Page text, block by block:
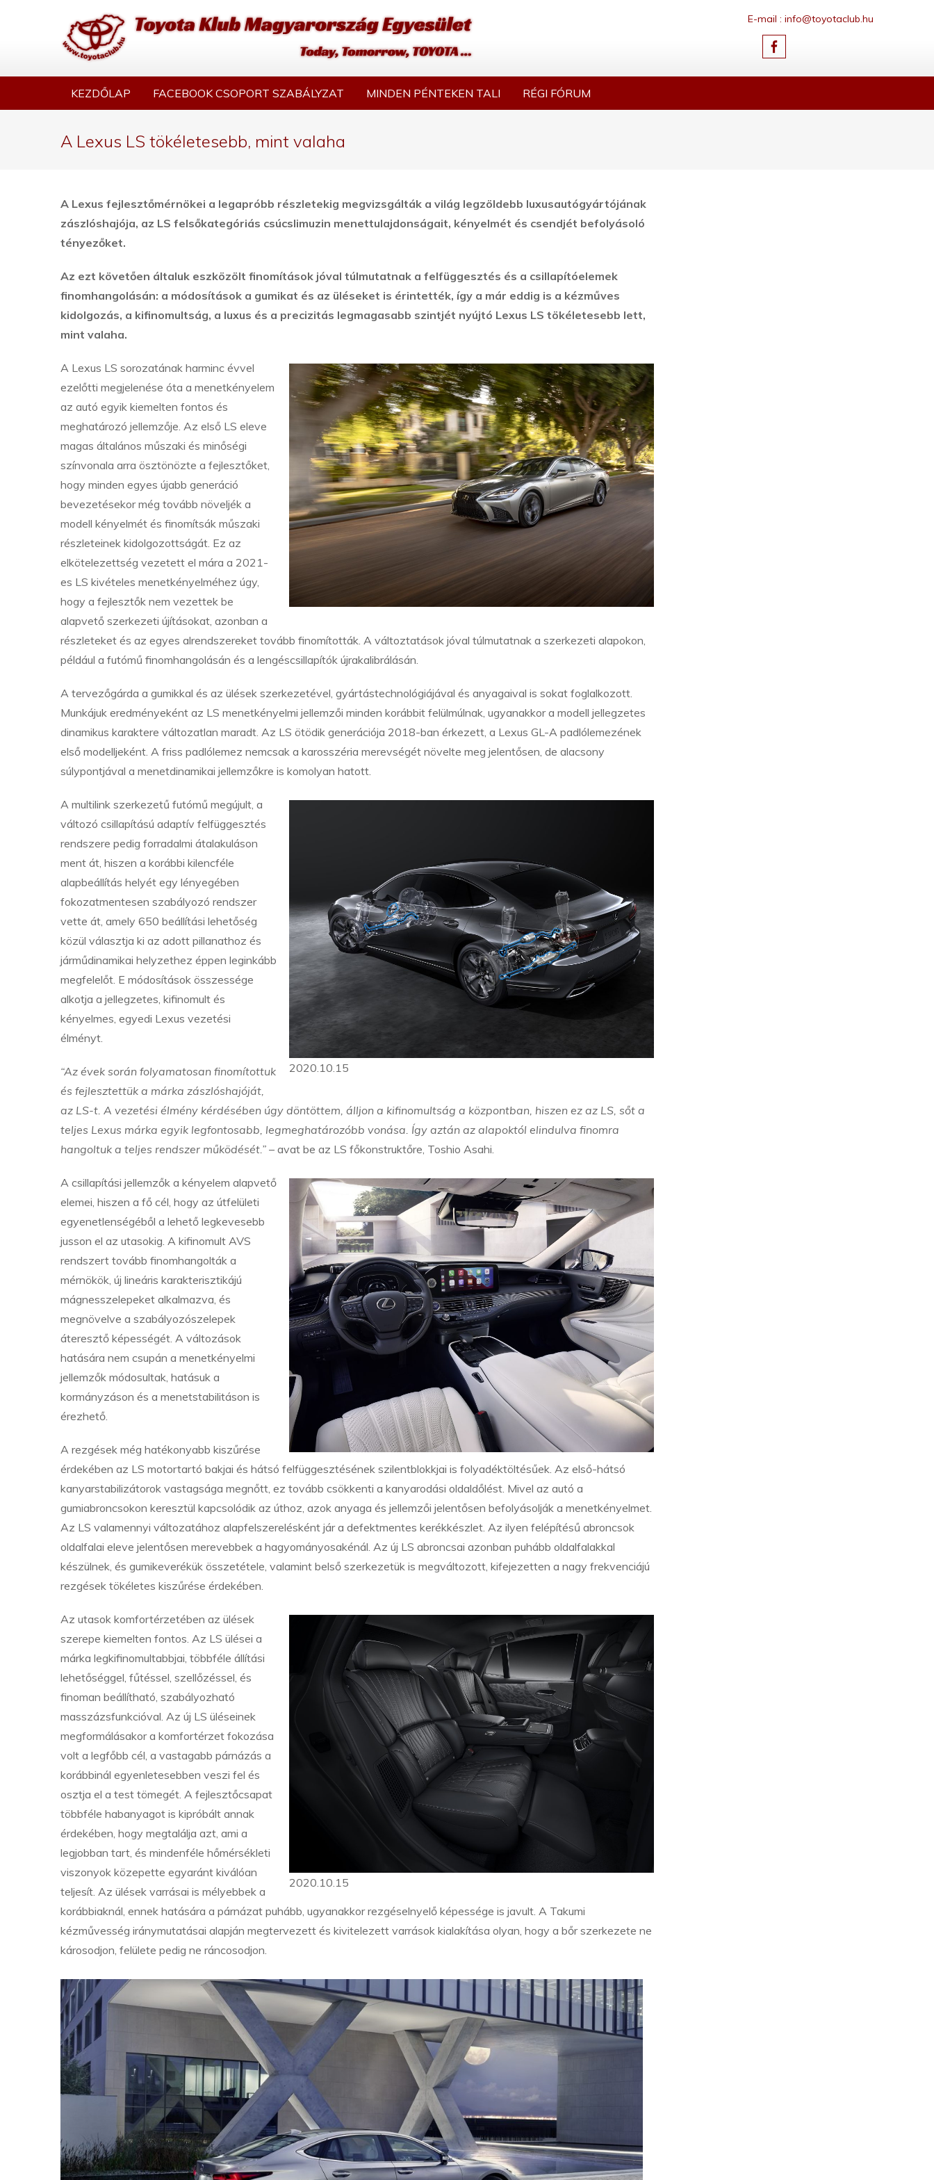
E-mail : info@toyotaclub.hu
KEZDŐLAP FACEBOOK CSOPORT SZABÁLYZAT MINDEN PÉNTEKEN TALI RÉGI FÓRUM
A Lexus LS tökéletesebb, mint valaha
A Lexus fejlesztőmérnökei a legapróbb részletekig megvizsgálták a világ legzöldebb luxusautógyártójának
zászlóshajója, az LS felsőkategóriás csúcslimuzin menettulajdonságait, kényelmét és csendjét befolyásoló
tényezőket.
Az ezt követően általuk eszközölt finomítások jóval túlmutatnak a felfüggesztés és a csillapítóelemek
finomhangolásán: a módosítások a gumikat és az üléseket is érintették, így a már eddig is a kézműves
kidolgozás, a kifinomultság, a luxus és a precizitás legmagasabb szintjét nyújtó Lexus LS tökéletesebb lett,
mint valaha.
A Lexus LS sorozatának harminc évvel
ezelőtti megjelenése óta a menetkényelem
az autó egyik kiemelten fontos és
meghatározó jellemzője. Az első LS eleve
magas általános műszaki és minőségi
színvonala arra ösztönözte a fejlesztőket,
hogy minden egyes újabb generáció
bevezetésekor még tovább növeljék a
modell kényelmét és finomítsák műszaki
részleteinek kidolgozottságát. Ez az
elkötelezettség vezetett el mára a 2021-
es LS kivételes menetkényelméhez úgy,
hogy a fejlesztők nem vezettek be
alapvető szerkezeti újításokat, azonban a
részleteket és az egyes alrendszereket tovább finomították. A változtatások jóval túlmutatnak a szerkezeti alapokon,
például a futómű finomhangolásán és a lengéscsillapítók újrakalibrálásán.
A tervezőgárda a gumikkal és az ülések szerkezetével, gyártástechnológiájával és anyagaival is sokat foglalkozott.
Munkájuk eredményeként az LS menetkényelmi jellemzői minden korábbit felülmúlnak, ugyanakkor a modell jellegzetes
dinamikus karaktere változatlan maradt. Az LS ötödik generációja 2018-ban érkezett, a Lexus GL-A padlólemezének
első modelljeként. A friss padlólemez nemcsak a karosszéria merevségét növelte meg jelentősen, de alacsony
súlypontjával a menetdinamikai jellemzőkre is komolyan hatott.
2020.10.15
A multilink szerkezetű futómű megújult, a
változó csillapítású adaptív felfüggesztés
rendszere pedig forradalmi átalakuláson
ment át, hiszen a korábbi kilencféle
alapbeállítás helyét egy lényegében
fokozatmentesen szabályozó rendszer
vette át, amely 650 beállítási lehetőség
közül választja ki az adott pillanathoz és
járműdinamikai helyzethez éppen leginkább
megfelelőt. E módosítások összessége
alkotja a jellegzetes, kifinomult és
kényelmes, egyedi Lexus vezetési
élményt.
“Az évek során folyamatosan finomítottuk
és fejlesztettük a márka zászlóshajóját,
az LS-t. A vezetési élmény kérdésében úgy döntöttem, álljon a kifinomultság a központban, hiszen ez az LS, sőt a
teljes Lexus márka egyik legfontosabb, legmeghatározóbb vonása. Így aztán az alapoktól elindulva finomra
hangoltuk a teljes rendszer működését.” – avat be az LS főkonstruktőre, Toshio Asahi.
A csillapítási jellemzők a kényelem alapvető
elemei, hiszen a fő cél, hogy az útfelületi
egyenetlenségéből a lehető legkevesebb
jusson el az utasokig. A kifinomult AVS
rendszert tovább finomhangolták a
mérnökök, új lineáris karakterisztikájú
mágnesszelepeket alkalmazva, és
megnövelve a szabályozószelepek
áteresztő képességét. A változások
hatására nem csupán a menetkényelmi
jellemzők módosultak, hatásuk a
kormányzáson és a menetstabilitáson is
érezhető.
A rezgések még hatékonyabb kiszűrése
érdekében az LS motortartó bakjai és hátsó felfüggesztésének szilentblokkjai is folyadéktöltésűek. Az első-hátsó
kanyarstabilizátorok vastagsága megnőtt, ez tovább csökkenti a kanyarodási oldaldőlést. Mivel az autó a
gumiabroncsokon keresztül kapcsolódik az úthoz, azok anyaga és jellemzői jelentősen befolyásolják a menetkényelmet.
Az LS valamennyi változatához alapfelszerelésként jár a defektmentes kerékkészlet. Az ilyen felépítésű abroncsok
oldalfalai eleve jelentősen merevebbek a hagyományosakénál. Az új LS abroncsai azonban puhább oldalfalakkal
készülnek, és gumikeverékük összetétele, valamint belső szerkezetük is megváltozott, kifejezetten a nagy frekvenciájú
rezgések tökéletes kiszűrése érdekében.
2020.10.15
Az utasok komfortérzetében az ülések
szerepe kiemelten fontos. Az LS ülései a
márka legkifinomultabbjai, többféle állítási
lehetőséggel, fűtéssel, szellőzéssel, és
finoman beállítható, szabályozható
masszázsfunkcióval. Az új LS üléseinek
megformálásakor a komfortérzet fokozása
volt a legfőbb cél, a vastagabb párnázás a
korábbinál egyenletesebben veszi fel és
osztja el a test tömegét. A fejlesztőcsapat
többféle habanyagot is kipróbált annak
érdekében, hogy megtalálja azt, ami a
legjobban tart, és mindenféle hőmérsékleti
viszonyok közepette egyaránt kiválóan
teljesít. Az ülések varrásai is mélyebbek a
korábbiaknál, ennek hatására a párnázat puhább, ugyanakkor rezgéselnyelő képessége is javult. A Takumi
kézművesség iránymutatásai alapján megtervezett és kivitelezett varrások kialakítása olyan, hogy a bőr szerkezete ne
károsodjon, felülete pedig ne ráncosodjon.